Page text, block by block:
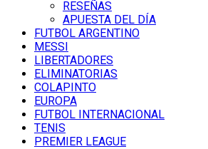
RESEÑAS
APUESTA DEL DÍA
FUTBOL ARGENTINO
MESSI
LIBERTADORES
ELIMINATORIAS
COLAPINTO
EUROPA
FUTBOL INTERNACIONAL
TENIS
PREMIER LEAGUE